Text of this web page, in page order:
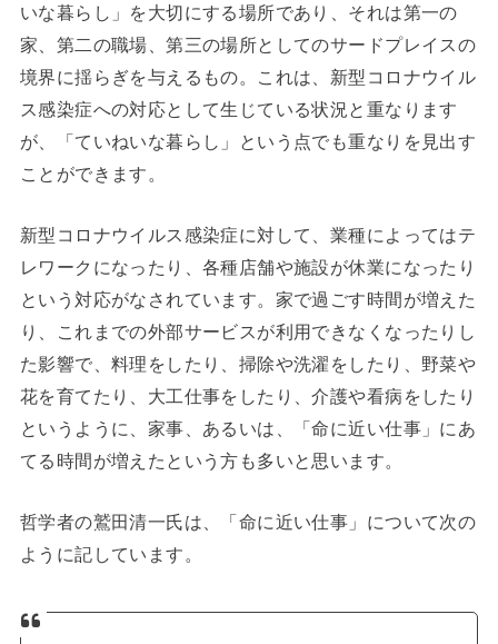
いな暮らし」を大切にする場所であり、それは第一の
家、第二の職場、第三の場所としてのサードプレイスの
境界に揺らぎを与えるもの。これは、新型コロナウイル
ス感染症への対応として生じている状況と重なります
が、「ていねいな暮らし」という点でも重なりを見出す
ことができます。
新型コロナウイルス感染症に対して、業種によってはテ
レワークになったり、各種店舗や施設が休業になったり
という対応がなされています。家で過ごす時間が増えた
り、これまでの外部サービスが利用できなくなったりし
た影響で、料理をしたり、掃除や洗濯をしたり、野菜や
花を育てたり、大工仕事をしたり、介護や看病をしたり
というように、家事、あるいは、「命に近い仕事」にあ
てる時間が増えたという方も多いと思います。
哲学者の鷲田清一氏は、「命に近い仕事」について次の
ように記しています。